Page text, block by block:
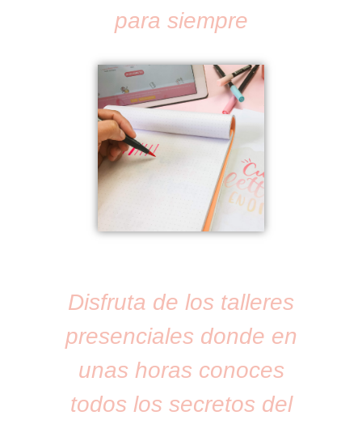
para siempre
Disfruta de los talleres
presenciales donde en
unas horas conoces
todos los secretos del